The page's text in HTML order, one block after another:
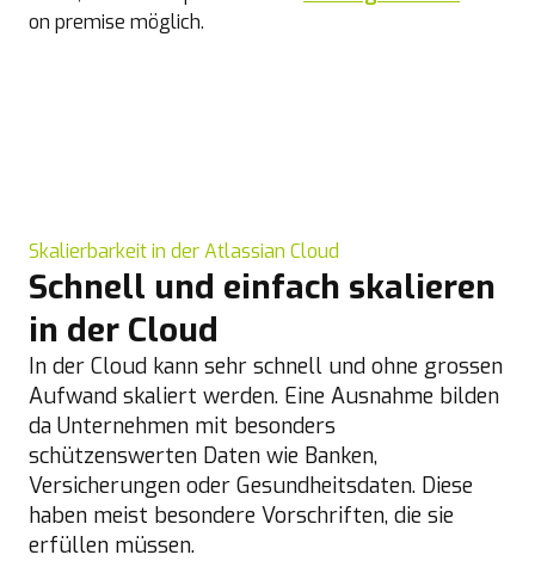
on premise möglich.
Skalierbarkeit in der Atlassian Cloud
Schnell und einfach skalieren
in der Cloud
In der Cloud kann sehr schnell und ohne grossen
Aufwand skaliert werden. Eine Ausnahme bilden
da Unternehmen mit besonders
schützenswerten Daten wie Banken,
Versicherungen oder Gesundheitsdaten. Diese
haben meist besondere Vorschriften, die sie
erfüllen müssen.